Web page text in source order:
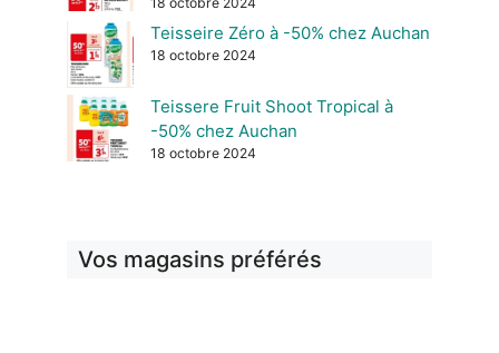
Teisseire Zéro à -50% chez Auchan
18 octobre 2024
Teissere Fruit Shoot Tropical à
-50% chez Auchan
18 octobre 2024
Vos magasins préférés